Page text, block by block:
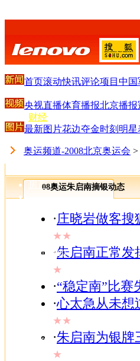
新闻
-
-
财经
-
-
-
房产
ChinaRen
搜狗
首页滚动快讯评论项目 中国
央视直播体育播报北京播报
最新图片花边夺金时刻 明星
奥运频道-2008北京奥运会 >
08奥运朱启南摘银动态
·庄晓岩做客搜
★★
·朱启南正常发
★
·“稳定南”比赛
·心太急从未想
★★
·朱启南为银牌
★